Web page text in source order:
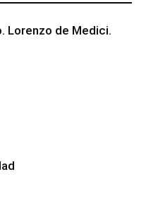
Lorenzo de Medici.